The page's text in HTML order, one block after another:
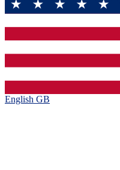
English GB‎